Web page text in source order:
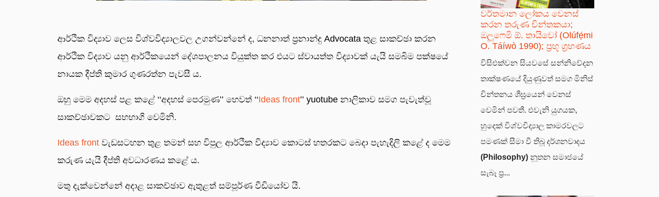
ආර්ථික විද්‍යාව ලෙස විශ්වවිද්‍යාලවල උගන්වන්නේ ද, ධනනාත් ප්‍රනාන්දු Advocata තුළ සාකච්ඡා කරන
ආර්ථික විද්‍යාව යනු ආර්ථිකයෙන් දේශපාලනය වියුක්ත කර එයට ස්වායත්ත විද්‍යාවක් යැයි සමබිම පක්ෂයේ
නායක දීප්ති කුමාර ගුණරත්න පැවසී ය.
ඔහු මෙම අදහස් පළ කළේ ‘‘අදහස් පෙරමුණ’’ හෙවත් ‘‘Ideas front’’ yuotube නාලිකාව සමග පැවැත්වූ
සාකච්ඡාවකට සහභාගි වෙමිනි.
Ideas front වැඩසටහන තුළ තමන් සහ විපුල ආර්ථික විද්‍යාව කොටස් හතරකට බෙදා පැහැදිලි කළේ ද මෙම
කරුණ යැයි දීප්ති අවධාරණය කළේ ය.
මතු දැක්වෙන්නේ අදාළ සාකච්ඡාව ඇතුළත් සම්පූර්ණ වීඩියෝව යි.
වර්තමාන ලෝකය වෙනස්
කරන තරුණ චින්තකයා;
ඔලූෆෙමි ඕ. තායිවෝ (Olúfẹ́mi
O. Táíwò 1990); ප්‍රභූ ග්‍රහණය
විසිඑක්වන සියවසේ සන්නිවේදන
තාක්ෂණයේ දියුණුවත් සමග මිනිස්
චින්තනය ශීඝ්‍රයෙන් වෙනස්
වෙමින් පවතී. එවැනි යුගයක,
හුදෙක් විශ්වවිද්‍යාල කාමරවලට
පමණක් සීමා වී තිබූ දර්ශනවාදය
(Philosophy)නූතන සමාජයේ
සැබෑ ප්‍ර...